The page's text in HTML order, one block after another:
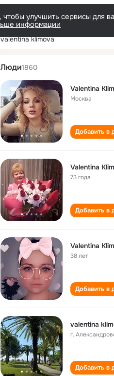
улучшить сервисы для
информации
valentina klimova
Люди1860
Valentina
Москва
Добавить в
Valentina
73 года
Добавить в
Valentina
38 лет
Добавить в
valentina
г.
Добавить в